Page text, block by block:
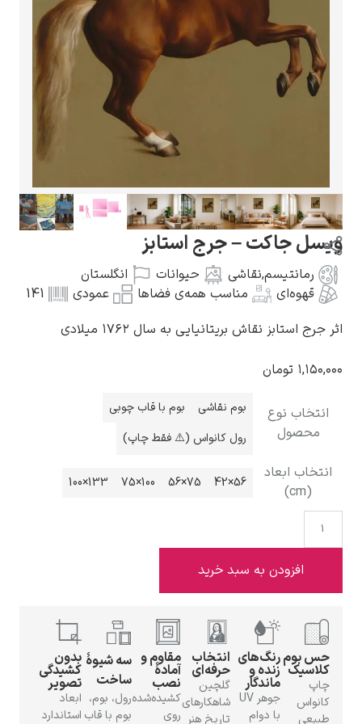
ادوارد مونک
ادوارد هاپر
لودویگ دویچ
جاکت – جرج استابز
,نقاشی حیوانات
انگلستان
مناسب همه‌ی فضاها عمودی
141
نقاش بریتانیایی به سال ۱۷۶۲ میلادی
تومان
نوع
بوم نقاشی
بوم با قاب چوبی
رول کانواس (⚠️ فقط چاپ)
ابعاد
56×42
75×56
100×75
133×100
افزودن به سبد خرید
رنگ‌های
زنده و
ماندگار
جوهر UV
با دوام
انتخاب
حرفه‌ای
گلچین
شاهکارهای
تاریخ هنر
مقاوم و
آمادهٔ
نصب
کشیده‌شده
روی
سه شیوهٔ
ساخت
رول، بوم،
بوم با قاب
بدون
کشیدگی
تصویر
ابعاد
استاندارد